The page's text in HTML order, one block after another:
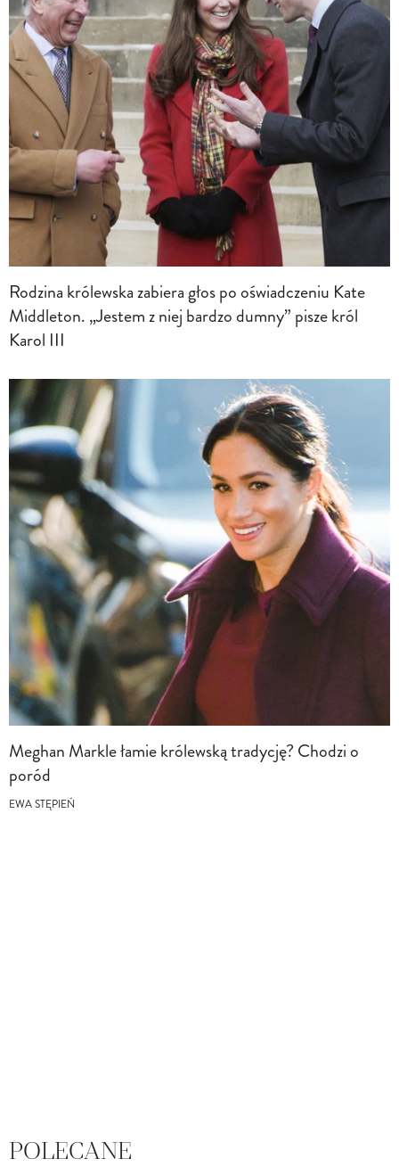
Rodzina królewska zabiera głos po oświadczeniu Kate
Middleton. „Jestem z niej bardzo dumny” pisze król
Karol III
Meghan Markle łamie królewską tradycję? Chodzi o
poród
EWA STĘPIEŃ
POLECANE